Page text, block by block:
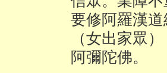
要修阿羅漢
（女出家眾
阿彌陀佛。